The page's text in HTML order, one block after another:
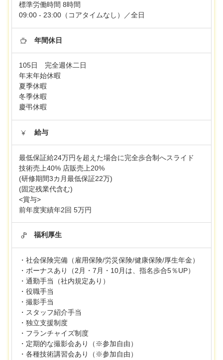
標準労働時間 8時間
09:00 - 23:00（コアタイムなし）／全日
年間休日
105日 完全週休二日
年末年始休暇
夏季休暇
冬季休暇
慶弔休暇
給与
最低保証給24万円を超えた場合に完全歩合制へスライド
技術売上40% 店販売上20%
(研修期間3カ月最低保証22万)
(固定残業代含む)
<賞与>
前年度実績年2回 5万円
福利厚生
・社会保険完備（雇用保険/労災保険/健康保険/厚生年金）
・ボーナスあり（2月・7月・10月は、指名歩合5％UP）
・通勤手当（社内規定あり）
・役職手当
・撮影手当
・スタッフ紹介手当
・独立支援制度
・フランチャイズ制度
・定期的な撮影会あり（※参加自由）
・各種技術講習会あり（※参加自由）